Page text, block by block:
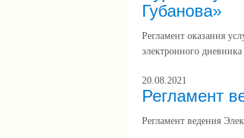
Губанова»
Регламент оказания
электронного
20.08.2021
Регламент
Регламент ведения